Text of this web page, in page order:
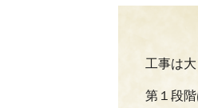
工事は
第１段